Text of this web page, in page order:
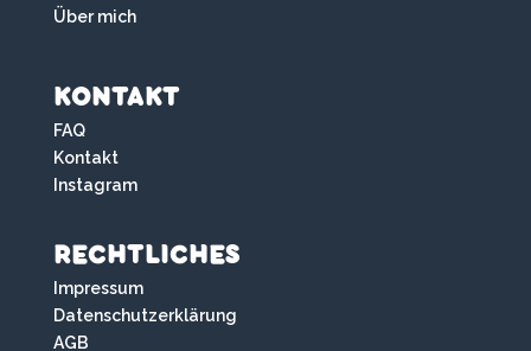
Über mich
KONTAKT
FAQ
Kontakt
Instagram
RECHTLICHES
Impressum
Datenschutzerklärung
AGB